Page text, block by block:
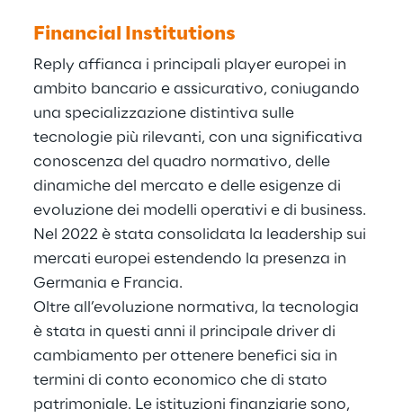
Financial Institutions
Reply affianca i principali player europei in
ambito bancario e assicurativo, coniugando
una specializzazione distintiva sulle
tecnologie più rilevanti, con una significativa
conoscenza del quadro normativo, delle
dinamiche del mercato e delle esigenze di
evoluzione dei modelli operativi e di business.
Nel 2022 è stata consolidata la leadership sui
mercati europei estendendo la presenza in
Germania e Francia.
Oltre all’evoluzione normativa, la tecnologia
è stata in questi anni il principale driver di
cambiamento per ottenere benefici sia in
termini di conto economico che di stato
patrimoniale. Le istituzioni finanziarie sono,